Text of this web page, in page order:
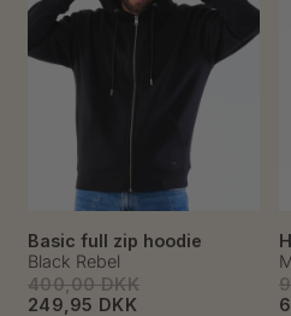
Basic full zip hoodie
400,00 DKK
249,95 DKK
Black Rebel